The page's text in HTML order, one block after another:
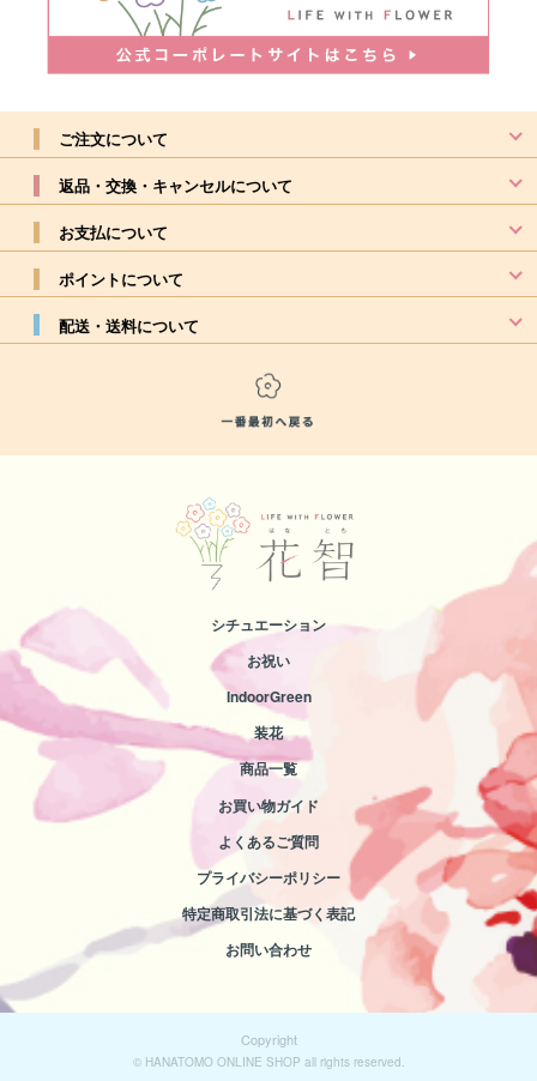
ご注文について
返品・交換・キャンセルについて
お支払について
ポイントについて
配送・送料について
シチュエーション
お祝い
IndoorGreen
装花
商品一覧
お買い物ガイド
よくあるご質問
プライバシーポリシー
特定商取引法に基づく表記
お問い合わせ
Copyright
© HANATOMO ONLINE SHOP all rights reserved.